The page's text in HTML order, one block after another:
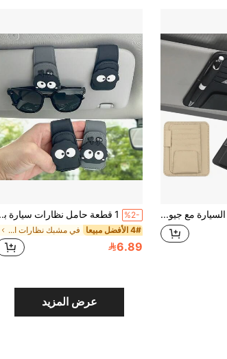
ستارة شمس السيارة مع جيوب متعددة، قابلة للتنظيم والتخزين للأغراض، إكسسوارات السيارة، مستلزمات داخل السيارة، هدية مثالية لعيد الميلاد والعودة إلى المدرسة والتجمعات العائلية والأصدقاء %2- 1 قطعة حامل نظارات
4# الأفضل مبيعا في مشبك نظارات السيارة
6.89
عرض المزيد